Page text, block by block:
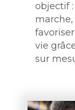
objectif
vie
sur